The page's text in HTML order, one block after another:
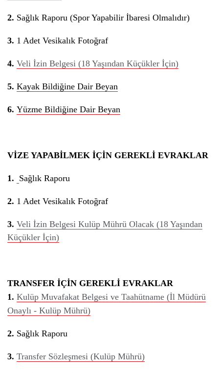
2. Sağlık Raporu (Spor Yapabilir İbaresi Olmalıdır)
3. 1 Adet Vesikalık Fotoğraf
4. Veli İzin Belgesi (18 Yaşından Küçükler İçin)
5. Kayak Bildiğine Dair Beyan
6. Yüzme Bildiğine Dair Beyan
VİZE YAPABİLMEK İÇİN GEREKLİ EVRAKLAR
1. Sağlık Raporu
2. 1 Adet Vesikalık Fotoğraf
3. Veli İzin Belgesi Kulüp Mührü Olacak (18 Yaşından
Küçükler İçin)
TRANSFER İÇİN GEREKLİ EVRAKLAR
1. Kulüp Muvafakat Belgesi ve Taahütname (İl Müdürü
Onaylı - Kulüp Mührü)
2. Sağlık Raporu
3. Transfer Sözleşmesi (Kulüp Mührü)